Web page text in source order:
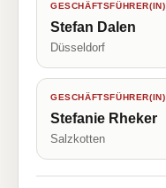
GESCHÄFTSFÜHRER(IN)
Stefan Dalen
Düsseldorf
GESCHÄFTSFÜHRER(IN)
Stefanie Rheker
Salzkotten